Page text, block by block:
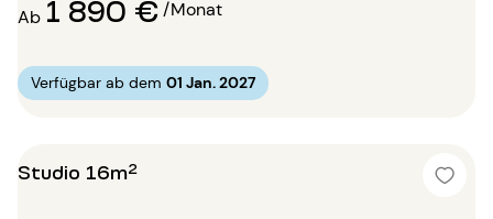
Ab 1 890 €/Monat
Verfügbar ab dem 01 Jan. 2027
Studio 16m²